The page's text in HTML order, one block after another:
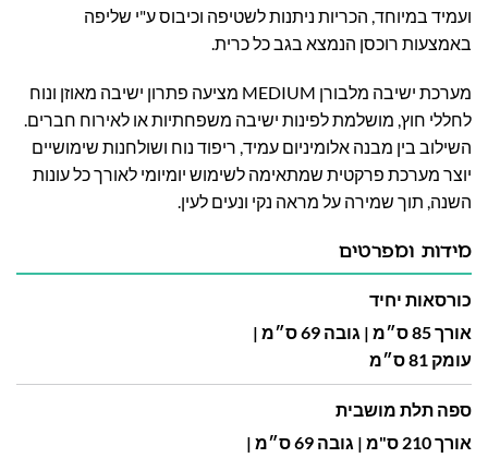
ועמיד במיוחד, הכריות ניתנות לשטיפה וכיבוס ע"י שליפה
באמצעות רוכסן הנמצא בגב כל כרית.
מערכת ישיבה מלבורן MEDIUM מציעה פתרון ישיבה מאוזן ונוח
לחללי חוץ, מושלמת לפינות ישיבה משפחתיות או לאירוח חברים.
השילוב בין מבנה אלומיניום עמיד, ריפוד נוח ושולחנות שימושיים
יוצר מערכת פרקטית שמתאימה לשימוש יומיומי לאורך כל עונות
השנה, תוך שמירה על מראה נקי ונעים לעין.
מידות ומפרטים
כורסאות יחיד
אורך 85 ס״מ | גובה 69 ס״מ |
עומק 81 ס״מ
ספה תלת מושבית
אורך 210 ס"מ | גובה 69 ס״מ |